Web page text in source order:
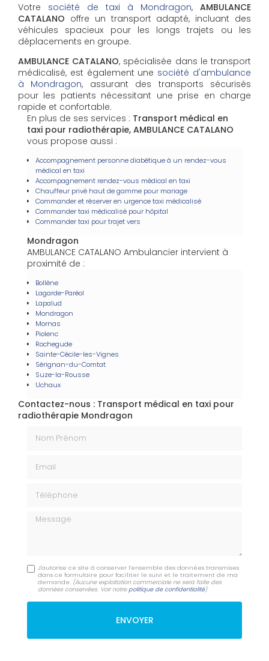
Votre société de taxi à Mondragon, AMBULANCE
CATALANO offre un transport adapté, incluant des
véhicules spacieux pour les longs trajets ou les
déplacements en groupe.
AMBULANCE CATALANO, spécialisée dans le transport
médicalisé, est également une société d'ambulance
à Mondragon, assurant des transports sécurisés
pour les patients nécessitant une prise en charge
rapide et confortable.
En plus de ses services : Transport médical en
taxi pour radiothérapie, AMBULANCE CATALANO
vous propose aussi :
Accompagnement personne diabétique à un rendez-vous
médical en taxi
Accompagnement rendez-vous médical en taxi
Chauffeur privé haut de gamme pour mariage
Commander et réserver en urgence taxi médicalisé
Commander taxi médicalisé pour hôpital
Commander taxi pour trajet vers
Mondragon
AMBULANCE CATALANO Ambulancier intervient à
proximité de :
Bollène
Lagarde-Paréol
Lapalud
Mondragon
Mornas
Piolenc
Rochegude
Sainte-Cécile-les-Vignes
Sérignan-du-Comtat
Suze-la-Rousse
Uchaux
Contactez-nous : Transport médical en taxi pour
radiothérapie Mondragon
Message
J'autorise ce site à conserver l'ensemble des données transmises
dans ce formulaire pour faciliter le suivi et le traitement de ma
demande. (Aucune exploitation commerciale ne sera faite des
données conservées. Voir notrepolitique de confidentialité)